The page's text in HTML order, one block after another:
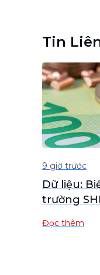
Tin
9 giờ trước
Dữ liệu:
trường
Đọc thêm